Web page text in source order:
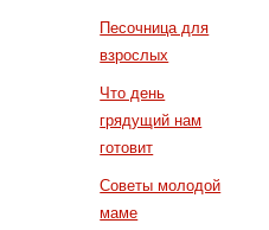
Песочница для
взрослых
Что день
грядущий нам
готовит
Советы молодой
маме